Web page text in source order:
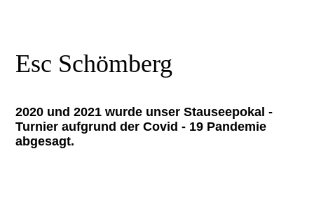
Esc Schömberg
2020 und 2021 wurde unser Stauseepokal -
Turnier aufgrund der Covid - 19 Pandemie
abgesagt.